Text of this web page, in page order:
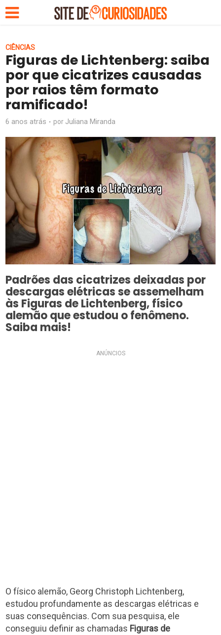
CIÊNCIAS
Figuras de Lichtenberg: saiba
por que cicatrizes causadas
por raios têm formato
ramificado!
6 anos atrás por Juliana Miranda
Padrões das cicatrizes deixadas por
descargas elétricas se assemelham
às Figuras de Lichtenberg, físico
alemão que estudou o fenômeno.
Saiba mais!
ANÚNCIOS
O físico alemão, Georg Christoph Lichtenberg,
estudou profundamente as descargas elétricas e
suas consequências. Com sua pesquisa, ele
conseguiu definir as chamadas Figuras de